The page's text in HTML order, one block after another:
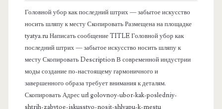
Головной убор как последний штрих — забытое искусство
носить шляпу к месту Скопировать Размещена на площадке
tyatya.ru Написать сообщение TITLE Головной убор как
последний штрих — забытое искусство носить шляпу к
месту Скопировать Description В современной индустрии
моды создание по-настоящему гармоничного и
завершенного образа требует внимания к деталям.
Скопировать Адрес url golovnoy-ubor-kak-posledniy-
shtrih-zabytoe-iskusstvo-nosit-shlyapu-k-mestu